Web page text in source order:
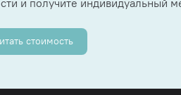
и получите индивидуальный
стоимость